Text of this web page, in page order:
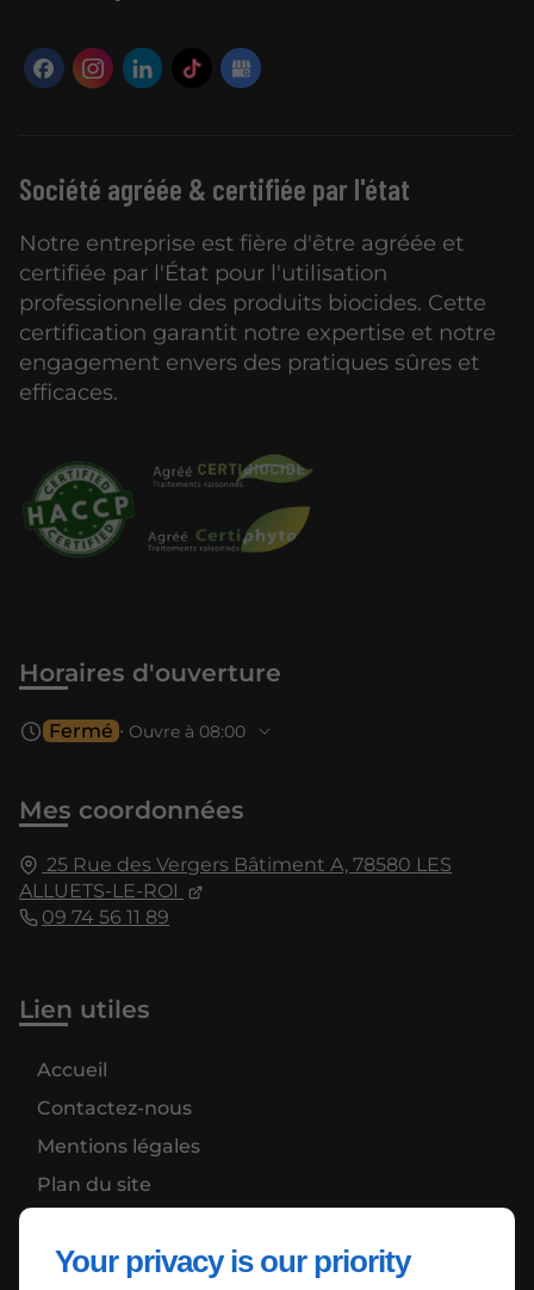
Your privacy is our priority
Société agréée & certifiée par l'état
Notre entreprise est fière d'être agréée et
certifiée par l'État pour l'utilisation
professionnelle des produits biocides. Cette
certification garantit notre expertise et notre
engagement envers des pratiques sûres et
efficaces.
Mes coordonnées
25 Rue des Vergers Bâtiment A,78580 LES
ALLUETS-LE-ROI
09 74 56 11 89
Lien utiles
Accueil
Contactez-nous
Mentions légales
Plan du site
Horaires d'ouverture
Fermé ⋅ Ouvre à 08:00